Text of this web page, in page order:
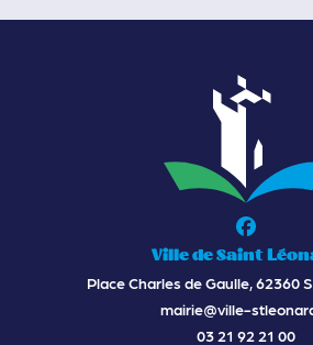
Ville de Saint
Place Charles de Gaulle, 62360
mairie@ville-
03 21 92 21 00